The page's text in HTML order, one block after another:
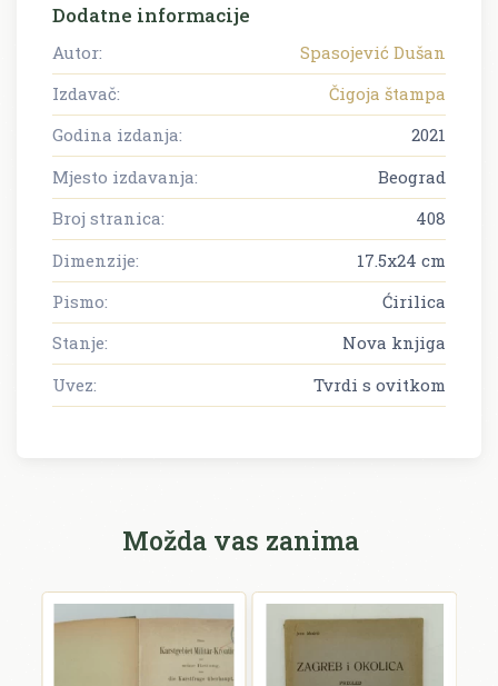
Dodatne informacije
Autor:
Spasojević Dušan
Izdavač:
Čigoja štampa
Godina izdanja:
2021
Mjesto izdavanja:
Beograd
Broj stranica:
408
Dimenzije:
17.5x24 cm
Pismo:
Ćirilica
Stanje:
Nova knjiga
Uvez:
Tvrdi s ovitkom
Možda vas zanima